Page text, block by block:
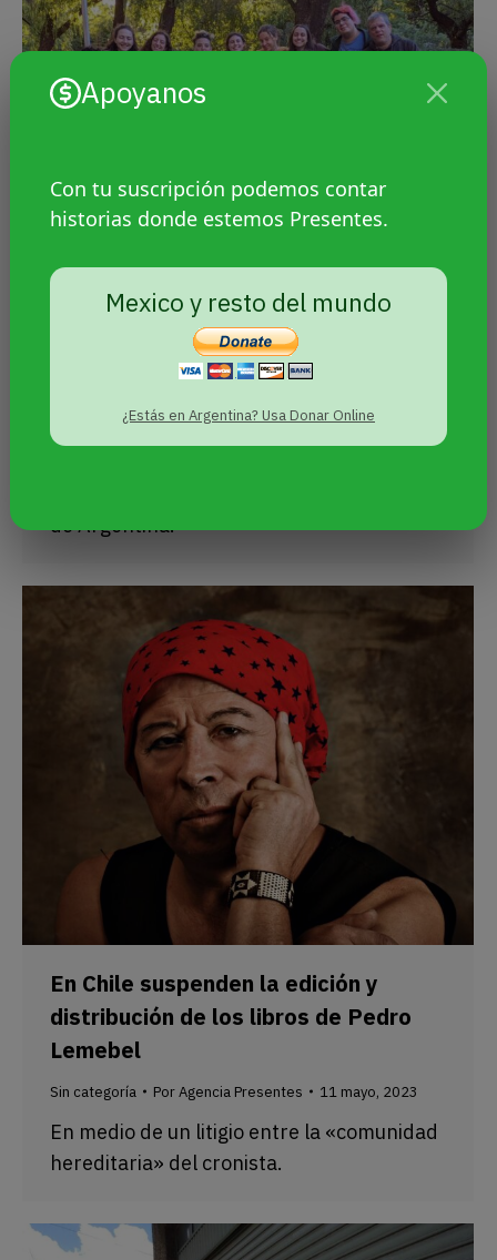
Apoyanos
Con tu suscripción podemos contar
historias donde estemos Presentes.
Mexico y resto del mundo
¿Estás en Argentina? Usa Donar Online
Vidas judías y LGBT comunitarias:
“No se puede ser judío en soledad”
Sin categoría PorAgencia Presentes 12 mayo, 2023
de Argentina.
En Chile suspenden la edición y
distribución de los libros de Pedro
Lemebel
Sin categoría PorAgencia Presentes 11 mayo, 2023
En medio de un litigio entre la «comunidad
hereditaria» del cronista.